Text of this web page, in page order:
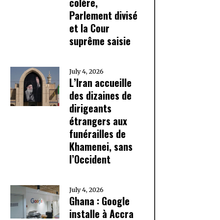
Parlement divisé
et la Cour
suprême saisie
July 4, 2026
L’Iran accueille
des dizaines de
dirigeants
étrangers aux
funérailles de
Khamenei, sans
l’Occident
July 4, 2026
Ghana : Google
installe à Accra